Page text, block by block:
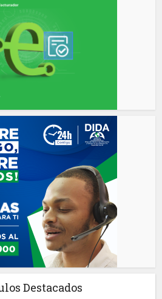
Destacados